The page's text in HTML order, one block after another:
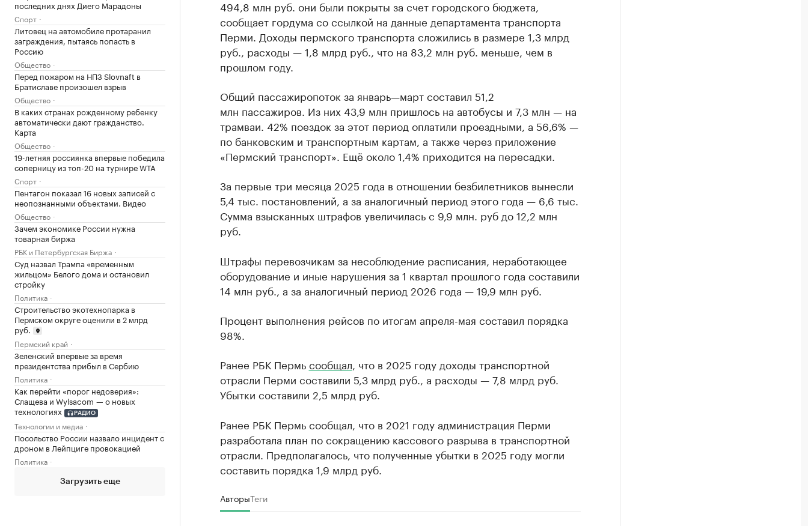
последних днях Диего Марадоны
Спорт
Литовец на автомобиле протаранил
заграждения, пытаясь попасть в
Россию
Общество
Перед пожаром на НПЗ Slovnaft в
Братиславе произошел взрыв
Общество
В каких странах рожденному ребенку
автоматически дают гражданство.
Карта
Общество
19-летняя россиянка впервые победила
соперницу из топ-20 на турнире WTA
Спорт
Пентагон показал 16 новых записей с
неопознанными объектами. Видео
Общество
Зачем экономике России нужна
товарная биржа
РБК и Петербургская Биржа
Суд назвал Трампа «временным
жильцом» Белого дома и остановил
стройку
Политика
Строительство экотехнопарка в
Пермском округе оценили в 2 млрд
руб.
Пермский край
Зеленский впервые за время
президентства прибыл в Сербию
Политика
Как перейти «порог недоверия»:
Слащева и Wylsacom — о новых
технологиях
РАДИО
Технологии и медиа
Посольство России назвало инцидент с
дроном в Лейпциге провокацией
Политика
Загрузить еще
494,8 млн руб. они были покрыты за счет городского бюджета,
сообщает гордума со ссылкой на данные департамента транспорта
Перми. Доходы пермского транспорта сложились в размере 1,3 млрд
руб., расходы — 1,8 млрд руб., что на 83,2 млн руб. меньше, чем в
прошлом году.
Общий пассажиропоток за январь—март составил 51,2
млн пассажиров. Из них 43,9 млн пришлось на автобусы и 7,3 млн — на
трамваи. 42% поездок за этот период оплатили проездными, а 56,6% —
по банковским и транспортным картам, а также через приложение
«Пермский транспорт». Ещё около 1,4% приходится на пересадки.
За первые три месяца 2025 года в отношении безбилетников вынесли
5,4 тыс. постановлений, а за аналогичный период этого года — 6,6 тыс.
Сумма взысканных штрафов увеличилась с 9,9 млн. руб до 12,2 млн
руб.
Штрафы перевозчикам за несоблюдение расписания, неработающее
оборудование и иные нарушения за 1 квартал прошлого года составили
14 млн руб., а за аналогичный период 2026 года — 19,9 млн руб.
Процент выполнения рейсов по итогам апреля-мая составил порядка
98%.
Ранее РБК Пермьсообщал , что в 2025 году доходы транспортной
отрасли Перми составили 5,3 млрд руб., а расходы — 7,8 млрд руб.
Убытки составили 2,5 млрд руб.
Ранее РБК Пермь сообщал, что в 2021 году администрация Перми
разработала план по сокращению кассового разрыва в транспортной
отрасли. Предполагалось, что полученные убытки в 2025 году могли
составить порядка 1,9 млрд руб.
АвторыТеги